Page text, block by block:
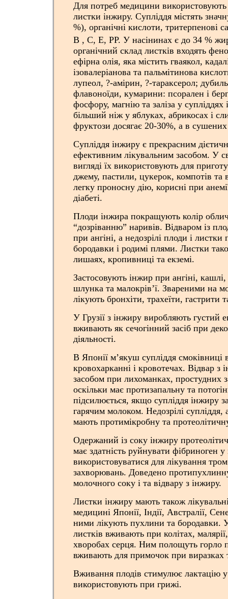
Для потреб медицини використовують
листки інжиру. Супліддя містять
%), органічні кислоти, тритерпенові
В , С, Е, РР. У насінинах є до 34 %
органічний склад листків входять
ефірна олія, яка містить гваякол,
ізовалеріанова та пальмітинова
лупеол, ?-амірин, ?-тараксерол;
флавоноїди, кумарини: псорален і
фосфору, магнію та заліза у супліддях
більший ніж у яблуках, абрикосах і
фруктози досягає 20-30%, а в сушених
Супліддя інжиру є прекрасним
ефективним лікувальним засобом. У
вигляді їх використовують для
джему, пастили, цукерок, компотів
легку проносну дію, корисні при
діабеті.
Плоди інжира покращують колір
“дозріванню” наривів. Відваром із
при ангіні, а недозрілі плоди і
бородавки і родимі плями. Листки
лишаях, кропивниці та екземі.
Застосовують інжир при ангіні,
шлунка та малокрів’ї. Звареними на
лікують бронхіти, трахеїти, гастрити
У Грузії з інжиру виробляють густий
вживають як сечогінний засіб при
діяльності.
В Японії м’якуш супліддя смоківниці
кровохарканні і кровотечах. Відвар з
засобом при лихоманках, простудних
оскільки має протизапальну та
підсилюється, якщо супліддя інжиру
гарячим молоком. Недозрілі супліддя,
мають протимікробну та
Одержаний із соку інжиру
має здатність руйнувати фібриноген у
використовуватися для лікування
захворювань. Доведено
молочного соку і та відвару з інжиру.
Листки інжиру мають також
медицині Японії, Індії, Австралії,
ними лікують пухлини та бородавки. У
листків вживають при колітах,
хворобах серця. Ним полощуть горло
вживають для примочок при виразках
Вживання плодів стимулює лактацію
використовують при грижі.